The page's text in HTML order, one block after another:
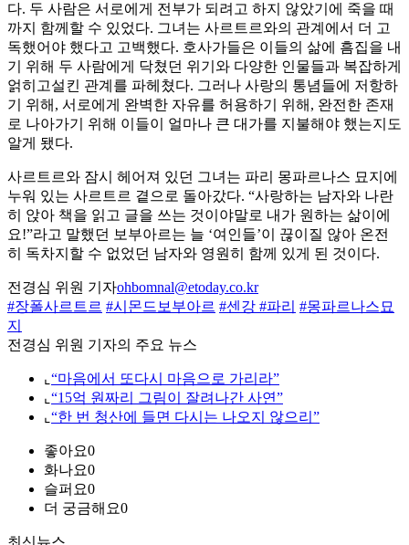
다. 두 사람은 서로에게 전부가 되려고 하지 않았기에 죽을 때
까지 함께할 수 있었다. 그녀는 사르트르와의 관계에서 더 고
독했어야 했다고 고백했다. 호사가들은 이들의 삶에 흠집을 내
기 위해 두 사람에게 닥쳤던 위기와 다양한 인물들과 복잡하게
얽히고설킨 관계를 파헤쳤다. 그러나 사랑의 통념들에 저항하
기 위해, 서로에게 완벽한 자유를 허용하기 위해, 완전한 존재
로 나아가기 위해 이들이 얼마나 큰 대가를 지불해야 했는지도
알게 됐다.
사르트르와 잠시 헤어져 있던 그녀는 파리 몽파르나스 묘지에
누워 있는 사르트르 곁으로 돌아갔다. “사랑하는 남자와 나란
히 앉아 책을 읽고 글을 쓰는 것이야말로 내가 원하는 삶이에
요!”라고 말했던 보부아르는 늘 ‘여인들’이 끊이질 않아 온전
히 독차지할 수 없었던 남자와 영원히 함께 있게 된 것이다.
전경심 위원 기자ohbomnal@etoday.co.kr
#장폴사르트르 #시몬드보부아르 #센강 #파리 #몽파르나스묘
지
전경심 위원 기자의 주요 뉴스
⌞ “마음에서 또다시 마음으로 가리라”
⌞ “15억 원짜리 그림이 잘려나간 사연”
⌞ “한 번 청산에 들면 다시는 나오지 않으리”
좋아요0
화나요0
슬퍼요0
더 궁금해요0